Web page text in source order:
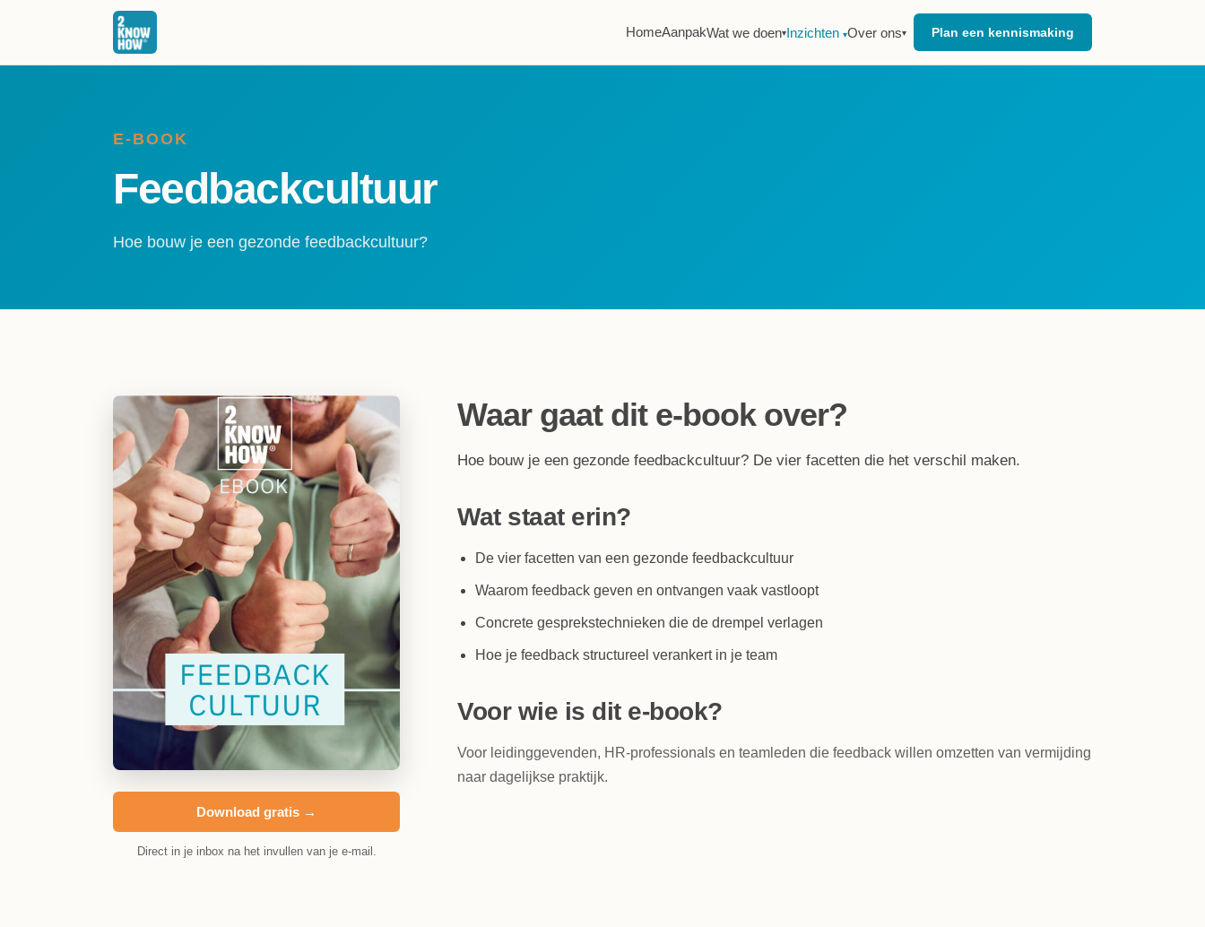
HomeAanpakWat we doen▾Inzichten ▾Over ons▾ Plan een kennismaking
E-BOOK
Feedbackcultuur
Hoe bouw je een gezonde feedbackcultuur?
Download gratis →
Direct in je inbox na het invullen van je e-mail.
Waar gaat dit e-book over?
Hoe bouw je een gezonde feedbackcultuur? De vier facetten die het verschil maken.
Wat staat erin?
De vier facetten van een gezonde feedbackcultuur
Waarom feedback geven en ontvangen vaak vastloopt
Concrete gesprekstechnieken die de drempel verlagen
Hoe je feedback structureel verankert in je team
Voor wie is dit e-book?
Voor leidinggevenden, HR-professionals en teamleden die feedback willen omzetten van vermijding
naar dagelijkse praktijk.